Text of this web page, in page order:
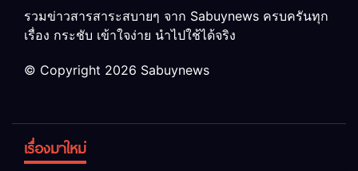
รวมข่าวสารสาระสบายๆ จาก Sabuynews ครบครันทุก
เรื่อง กระชับ เข้าใจง่าย นำไปใช้ได้จริง
© Copyright 2026 Sabuynews
เรื่องมาใหม่